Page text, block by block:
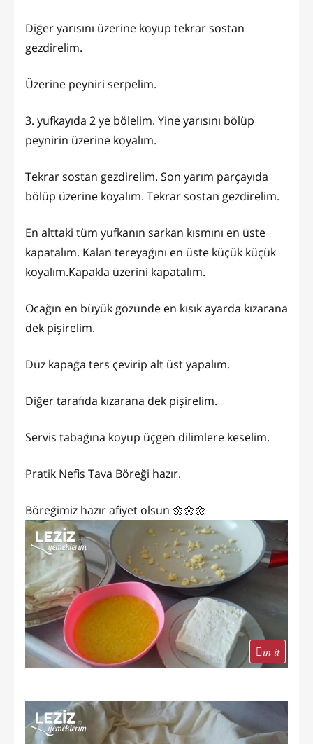
Diğer yarısını üzerine koyup tekrar sostan
gezdirelim.
Üzerine peyniri serpelim.
3. yufkayıda 2 ye bölelim. Yine yarısını bölüp
peynirin üzerine koyalım.
Tekrar sostan gezdirelim. Son yarım parçayıda
bölüp üzerine koyalım. Tekrar sostan gezdirelim.
En alttaki tüm yufkanın sarkan kısmını en üste
kapatalım. Kalan tereyağını en üste küçük küçük
koyalım.Kapakla üzerini kapatalım.
Ocağın en büyük gözünde en kısık ayarda kızarana
dek pişirelim.
Düz kapağa ters çevirip alt üst yapalım.
Diğer tarafıda kızarana dek pişirelim.
Servis tabağına koyup üçgen dilimlere keselim.
Pratik Nefis Tava Böreği hazır.
Böreğimiz hazır afiyet olsun 🌼🌼🌼
in it